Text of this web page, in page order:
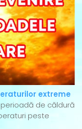
extreme
de căldură
peste